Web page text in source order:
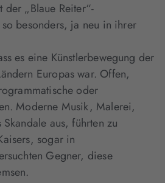
der „Blaue Reiter“-
besonders, ja neu in ihrer
es eine Künstlerbewegung der
Europas war. Offen,
oder
Moderne Musik, Malerei,
aus, führten zu
sogar in
Gegner, diese